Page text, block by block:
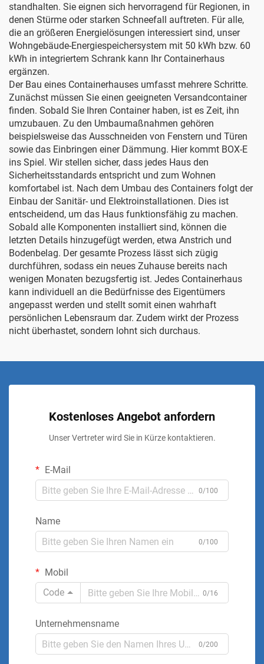
standhalten. Sie eignen sich hervorragend für Regionen, in
denen Stürme oder starken Schneefall auftreten. Für alle,
die an größeren Energielösungen interessiert sind, unser
Wohngebäude-Energiespeichersystem mit 50 kWh bzw. 60
kWh in integriertem Schrank kann Ihr Containerhaus
ergänzen.
Der Bau eines Containerhauses umfasst mehrere Schritte.
Zunächst müssen Sie einen geeigneten Versandcontainer
finden. Sobald Sie Ihren Container haben, ist es Zeit, ihn
umzubauen. Zu den Umbaumaßnahmen gehören
beispielsweise das Ausschneiden von Fenstern und Türen
sowie das Einbringen einer Dämmung. Hier kommt BOX-E
ins Spiel. Wir stellen sicher, dass jedes Haus den
Sicherheitsstandards entspricht und zum Wohnen
komfortabel ist. Nach dem Umbau des Containers folgt der
Einbau der Sanitär- und Elektroinstallationen. Dies ist
entscheidend, um das Haus funktionsfähig zu machen.
Sobald alle Komponenten installiert sind, können die
letzten Details hinzugefügt werden, etwa Anstrich und
Bodenbelag. Der gesamte Prozess lässt sich zügig
durchführen, sodass ein neues Zuhause bereits nach
wenigen Monaten bezugsfertig ist. Jedes Containerhaus
kann individuell an die Bedürfnisse des Eigentümers
angepasst werden und stellt somit einen wahrhaft
persönlichen Lebensraum dar. Zudem wirkt der Prozess
nicht überhastet, sondern lohnt sich durchaus.
Kostenloses Angebot anfordern
Unser Vertreter wird Sie in Kürze kontaktieren.
E-Mail
0/100
Name
0/100
Mobil
Code
0/16
Unternehmensname
0/200